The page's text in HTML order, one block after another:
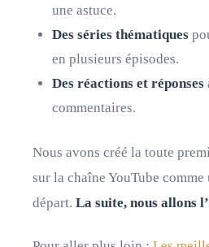
une astuce.
Des séries thématiques
en plusieurs épisodes.
Des réactions et réponses
commentaires.
Nous avons créé la toute
sur la chaîne YouTube
départ. La suite, nous allons